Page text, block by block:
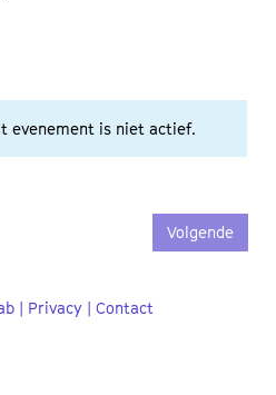
evenement is niet actief.
Volgende
| Privacy | Contact